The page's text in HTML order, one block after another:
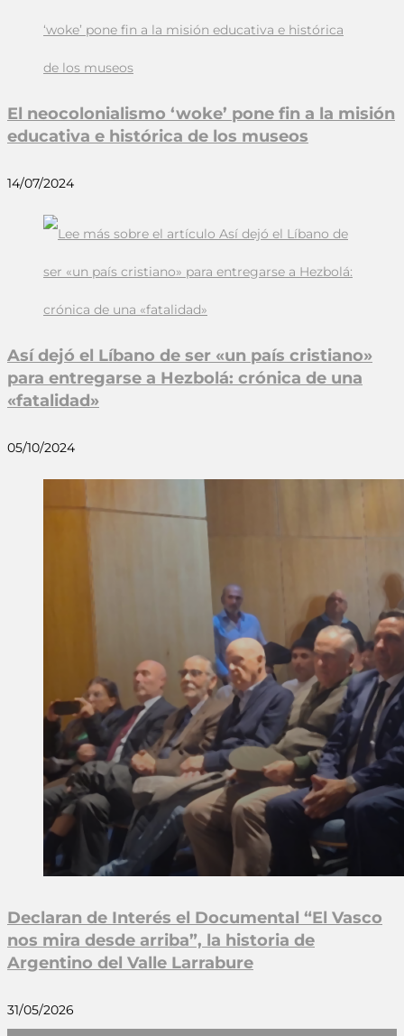
El neocolonialismo ‘woke’ pone fin a la misión
educativa e histórica de los museos
14/07/2024
Así dejó el Líbano de ser «un país cristiano»
para entregarse a Hezbolá: crónica de una
«fatalidad»
05/10/2024
Declaran de Interés el Documental “El Vasco
nos mira desde arriba”, la historia de
Argentino del Valle Larrabure
31/05/2026